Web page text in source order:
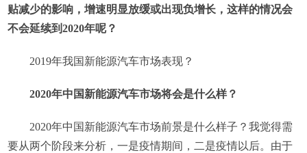
贴减少的影响，增速明显放缓或出现负增长，这样的情况会
不会延续到2020年呢？
2019年我国新能源汽车市场表现？
2020年中国新能源汽车市场将会是什么样？
2020年中国新能源汽车市场前景是什么样子？我觉得需
要从两个阶段来分析，一是疫情期间，二是疫情以后。由于